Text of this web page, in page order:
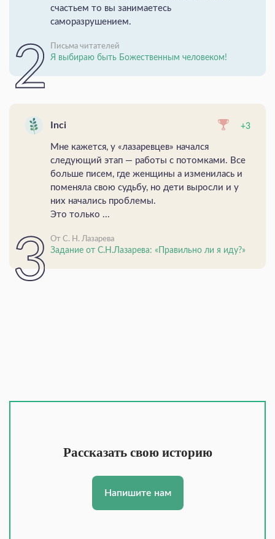
счастьем то вы занимаетесь
саморазрушением.
Письма читателей
Я выбираю быть Божественным человеком!
Inci +3
Мне кажется, у «лазаревцев» начался
следующий этап — работы с потомками. Все
больше писем, где женщины а изменилась и
поменяла свою судьбу, но дети выросли и у
них начались проблемы.
Это только ...
От С. Н. Лазарева
Задание от С.Н.Лазарева: «Правильно ли я иду?»
Рассказать свою историю
Напишите нам